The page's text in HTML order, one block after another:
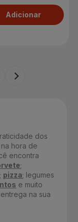
Adicionar
dos
hora de
encontra
;
pizza; legumes
e muito
na sua